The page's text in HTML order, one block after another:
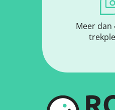
Meer dan